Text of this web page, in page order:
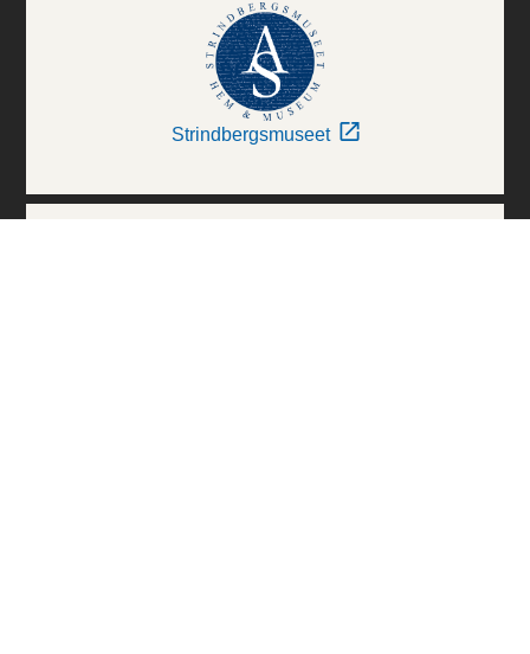
Strindbergsmuseet